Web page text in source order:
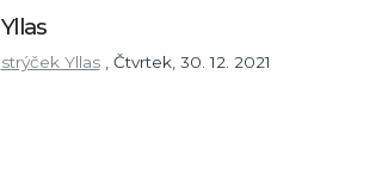
Yllas
strýček Yllas Čtvrtek, 30. 12. 2021